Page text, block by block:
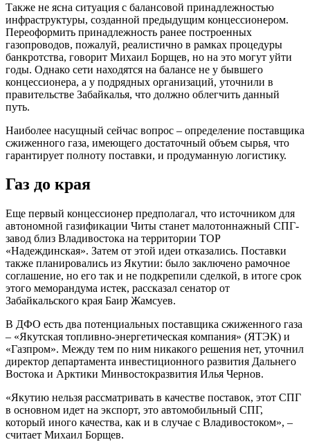
Также не ясна ситуация с балансовой принадлежностью
инфраструктуры, созданной предыдущим концессионером.
Переоформить принадлежность ранее построенных
газопроводов, пожалуй, реалистично в рамках процедуры
банкротства, говорит Михаил Борщев, но на это могут уйти
годы. Однако сети находятся на балансе не у бывшего
концессионера, а у подрядных организаций, уточнили в
правительстве Забайкалья, что должно облегчить данный
путь.
Наиболее насущный сейчас вопрос – определение поставщика
сжиженного газа, имеющего достаточный объем сырья, что
гарантирует полноту поставки, и продуманную логистику.
Газ до края
Еще первый концессионер предполагал, что источником для
автономной газификации Читы станет малотоннажный СПГ-
завод близ Владивостока на территории ТОР
«Надеждинская». Затем от этой идеи отказались. Поставки
также планировались из Якутии: было заключено рамочное
соглашение, но его так и не подкрепили сделкой, в итоге срок
этого меморандума истек, рассказал сенатор от
Забайкальского края Баир Жамсуев.
В ДФО есть два потенциальных поставщика сжиженного газа
– «Якутская топливно-энергетическая компания» (ЯТЭК) и
«Газпром». Между тем по ним никакого решения нет, уточнил
директор департамента инвестиционного развития Дальнего
Востока и Арктики Минвостокразвития Илья Чернов.
«Якутию нельзя рассматривать в качестве поставок, этот СПГ
в основном идет на экспорт, это автомобильный СПГ,
который иного качества, как и в случае с Владивостоком», –
считает Михаил Борщев.